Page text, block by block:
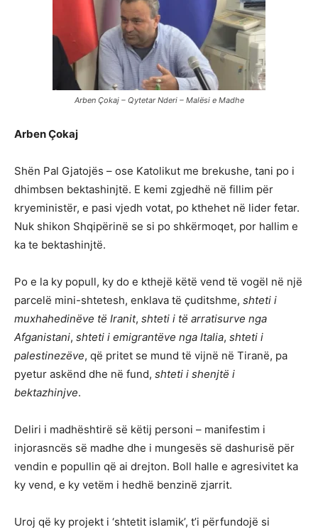
Arben Çokaj – Qytetar Nderi – Malësi e Madhe
Arben Çokaj
Shën Pal Gjatojës – ose Katolikut me brekushe, tani po i
dhimbsen bektashinjtë. E kemi zgjedhë në fillim për
kryeministër, e pasi vjedh votat, po kthehet në lider fetar.
Nuk shikon Shqipërinë se si po shkërmoqet, por hallim e
ka te bektashinjtë.
Po e la ky popull, ky do e kthejë këtë vend të vogël në një
parcelë mini-shtetesh, enklava të çuditshme, shteti i
muxhahedinëve të Iranit, shteti i të arratisurve nga
Afganistani, shteti i emigrantëve nga Italia, shteti i
palestinezëve, që pritet se mund të vijnë në Tiranë, pa
pyetur askënd dhe në fund, shteti i shenjtë i
bektazhinjve.
Deliri i madhështirë së këtij personi – manifestim i
injorasncës së madhe dhe i mungesës së dashurisë për
vendin e popullin që ai drejton. Boll halle e agresivitet ka
ky vend, e ky vetëm i hedhë benzinë zjarrit.
Uroj që ky projekt i ‘shtetit islamik’, t’i përfundojë si